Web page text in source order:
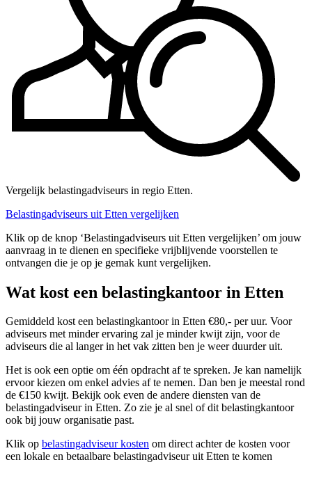
Vergelijk belastingadviseurs in regio Etten.
Belastingadviseurs uit Etten vergelijken
Klik op de knop ‘Belastingadviseurs uit Etten vergelijken’ om jouw
aanvraag in te dienen en specifieke vrijblijvende voorstellen te
ontvangen die je op je gemak kunt vergelijken.
Wat kost een belastingkantoor in Etten
Gemiddeld kost een belastingkantoor in Etten €80,- per uur. Voor
adviseurs met minder ervaring zal je minder kwijt zijn, voor de
adviseurs die al langer in het vak zitten ben je weer duurder uit.
Het is ook een optie om één opdracht af te spreken. Je kan namelijk
ervoor kiezen om enkel advies af te nemen. Dan ben je meestal rond
de €150 kwijt. Bekijk ook even de andere diensten van de
belastingadviseur in Etten. Zo zie je al snel of dit belastingkantoor
ook bij jouw organisatie past.
Klik op belastingadviseur kosten om direct achter de kosten voor
een lokale en betaalbare belastingadviseur uit Etten te komen